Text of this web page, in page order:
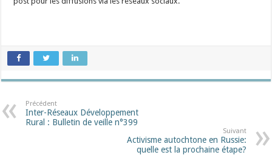
Précédent
Inter-Réseaux Développement
Rural : Bulletin de veille n°399
Suivant
Activisme autochtone en Russie:
quelle est la prochaine étape?